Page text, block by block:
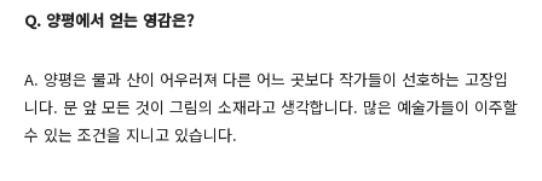
Q. 양평에서 얻는 영감은?
A. 양평은 물과 산이 어우러져 다른 어느 곳보다 작가들이 선호하는 고장입
니다. 문 앞 모든 것이 그림의 소재라고 생각합니다. 많은 예술가들이 이주할
수 있는 조건을 지니고 있습니다.